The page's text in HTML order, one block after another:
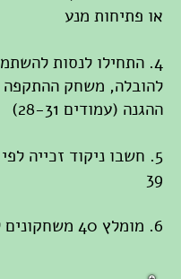
או פתיחות מנע
4. התחילו לנסות
להובלה, משחק
ההגנה (עמודים 28-31)
39
6. מומלץ 40 משחקונים לפחות